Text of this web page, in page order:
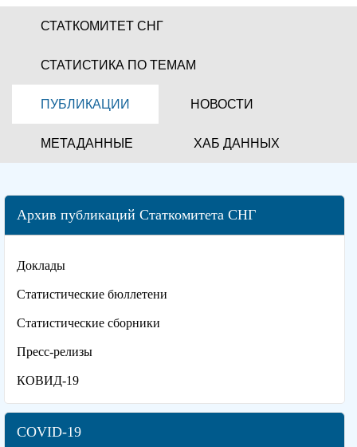
СТАТКОМИТЕТ СНГ
СТАТИСТИКА ПО ТЕМАМ
ПУБЛИКАЦИИ НОВОСТИ
МЕТАДАННЫЕ ХАБ ДАННЫХ
Архив публикаций Статкомитета СНГ
Доклады
Статистические бюллетени
Статистические сборники
Пресс-релизы
КОВИД-19
COVID-19